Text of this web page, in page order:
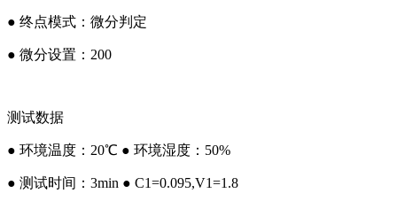
● 终点模式：微分判定
● 微分设置：200
测试数据
● 环境温度：20℃ ● 环境湿度：50%
● 测试时间：3min ● C1=0.095,V1=1.8